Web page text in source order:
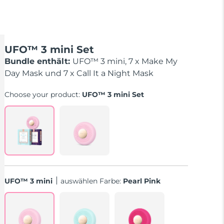
UFO™ 3 mini Set
Bundle enthält: UFO™ 3 mini, 7 x Make My
Day Mask und 7 x Call It a Night Mask
Choose your product: UFO™ 3 mini Set
UFO™ 3 mini Auswählen Farbe: Pearl Pink